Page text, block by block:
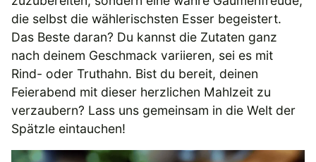
die selbst die wählerischsten Esser begeistert.
Das Beste daran? Du kannst die Zutaten ganz
nach deinem Geschmack variieren, sei es mit
Rind- oder Truthahn. Bist du bereit, deinen
Feierabend mit dieser herzlichen Mahlzeit zu
verzaubern? Lass uns gemeinsam in die Welt der
Spätzle eintauchen!